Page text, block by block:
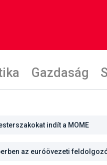
Gazdaság
indít a MOME
az euróövezeti